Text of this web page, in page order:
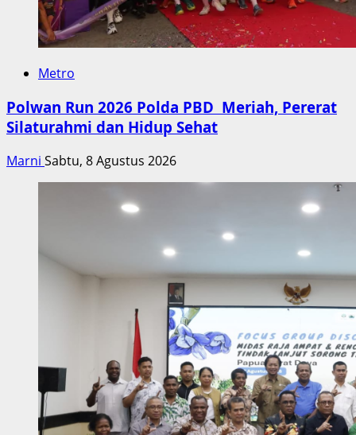
Metro
Polwan Run 2026 Polda PBD Meriah, Pererat
Silaturahmi dan Hidup Sehat
Marni Sabtu, 8 Agustus 2026